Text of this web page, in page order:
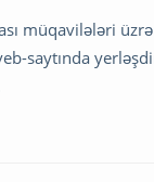
müqavilələri üzrə
saytında